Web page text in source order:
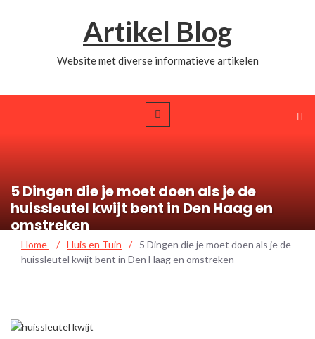
Artikel Blog
Website met diverse informatieve artikelen
5 Dingen die je moet doen als je de
huissleutel kwijt bent in Den Haag en
omstreken
Home / Huis en Tuin /
5 Dingen die je moet doen als je de
huissleutel kwijt bent in Den Haag en omstreken